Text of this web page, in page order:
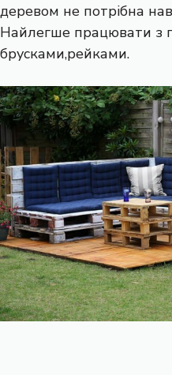
деревом не потрібна
Найлегше працювати з
брусками,рейками.